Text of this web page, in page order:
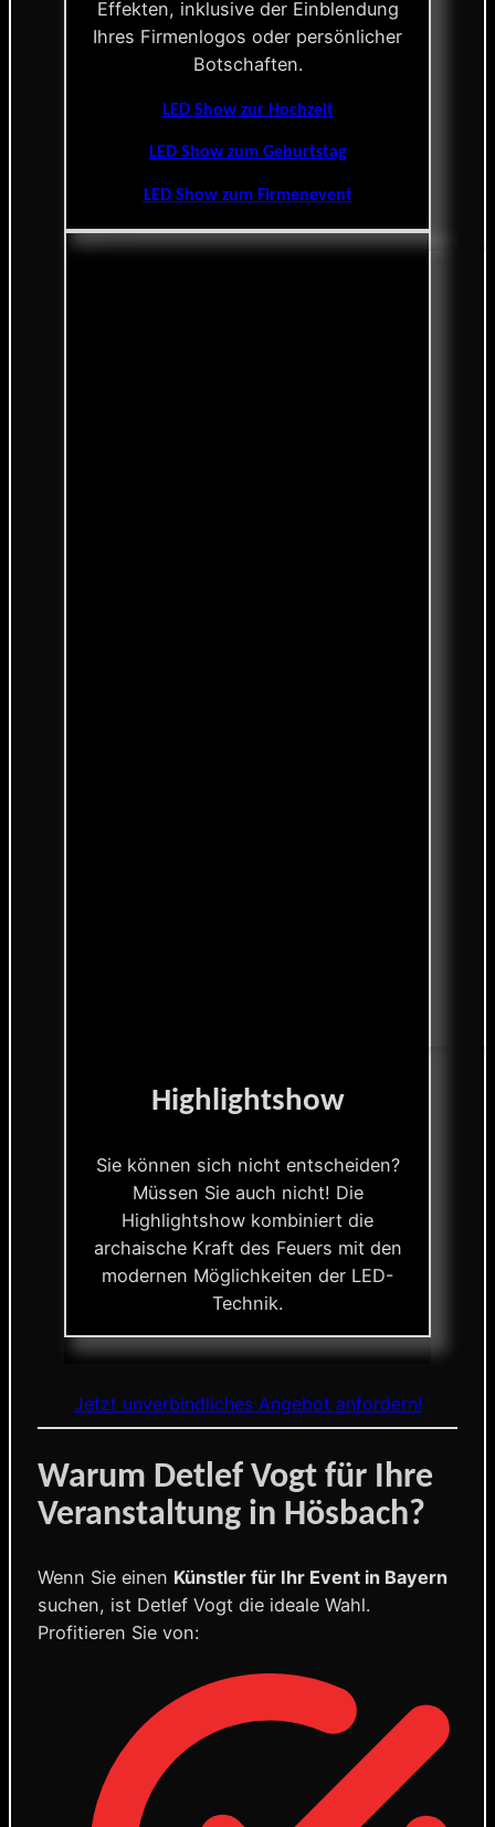
Effekten, inklusive der Einblendung
Ihres Firmenlogos oder persönlicher
Botschaften.
LED Show zur Hochzeit
LED Show zum Geburtstag
LED Show zum Firmenevent
Highlightshow
Sie können sich nicht entscheiden?
Müssen Sie auch nicht! Die
Highlightshow kombiniert die
archaische Kraft des Feuers mit den
modernen Möglichkeiten der LED-
Technik.
Jetzt unverbindliches Angebot anfordern!
Warum Detlef Vogt für Ihre
Veranstaltung in Hösbach?
Wenn Sie einen Künstler für Ihr Event in Bayern
suchen, ist Detlef Vogt die ideale Wahl.
Profitieren Sie von: